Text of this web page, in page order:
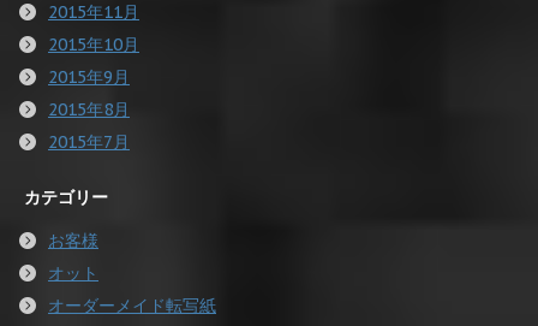
2015年11月
2015年10月
2015年9月
2015年8月
2015年7月
カテゴリー
お客様
オット
オーダーメイド転写紙